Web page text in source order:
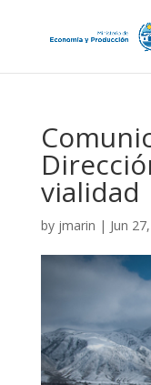
vialidad
by jmarin | Jun